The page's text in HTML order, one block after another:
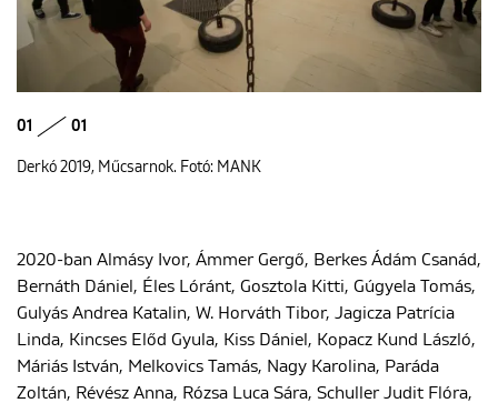
01 01
Derkó 2019, Műcsarnok. Fotó: MANK
2020-ban Almásy Ivor, Ámmer Gergő, Berkes Ádám Csanád,
Bernáth Dániel, Éles Lóránt, Gosztola Kitti, Gúgyela Tomás,
Gulyás Andrea Katalin, W. Horváth Tibor, Jagicza Patrícia
Linda, Kincses Előd Gyula, Kiss Dániel, Kopacz Kund László,
Máriás István, Melkovics Tamás, Nagy Karolina, Paráda
Zoltán, Révész Anna, Rózsa Luca Sára, Schuller Judit Flóra,